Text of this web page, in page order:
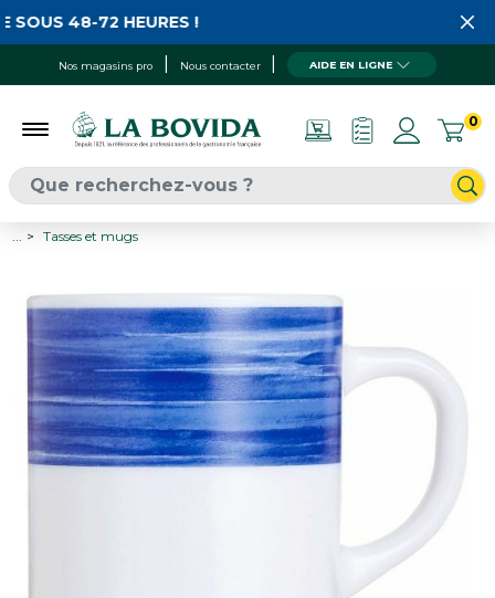
Nos magasins pro Nous contacter AIDE EN LIGNE
0
SOUS 48-72 HEURES !
Tasses et mugs